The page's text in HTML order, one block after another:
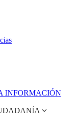
INFORMACIÓN